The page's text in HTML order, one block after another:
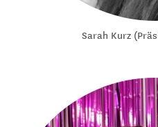
Sarah Kurz